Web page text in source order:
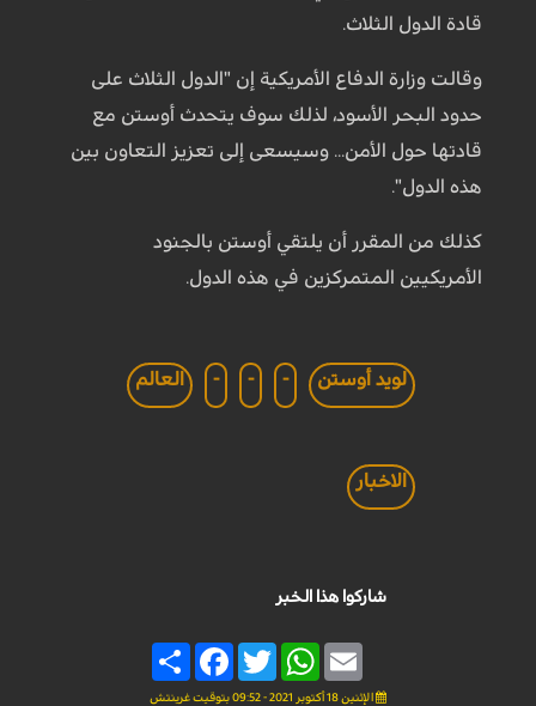
قادة الدول الثلاث.
وقالت وزارة الدفاع الأمريكية إن "الدول الثلاث على
حدود البحر الأسود، لذلك سوف يتحدث أوستن مع
قادتها حول الأمن... وسيسعى إلى تعزيز التعاون بين
هذه الدول".
كذلك من المقرر أن يلتقي أوستن بالجنود
الأمريكيين المتمركزين في هذه الدول.
لويد أوستن -
-
- العالم
الاخبار
شاركوا هذا الخبر
Share
FacebookTwitter
WhatsAppEmail
الإثنين 18 أكتوبر 2021 - 09:52 بتوقيت غرينتش